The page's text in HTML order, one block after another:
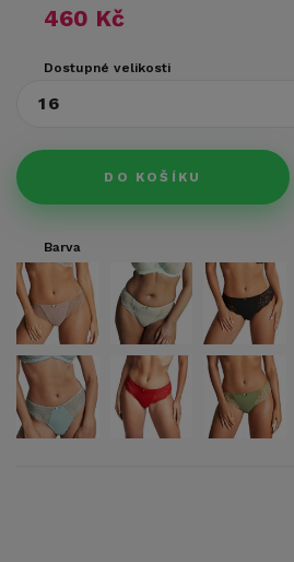
460 Kč
Dostupné velikosti
16
DO KOŠÍKU
Barva